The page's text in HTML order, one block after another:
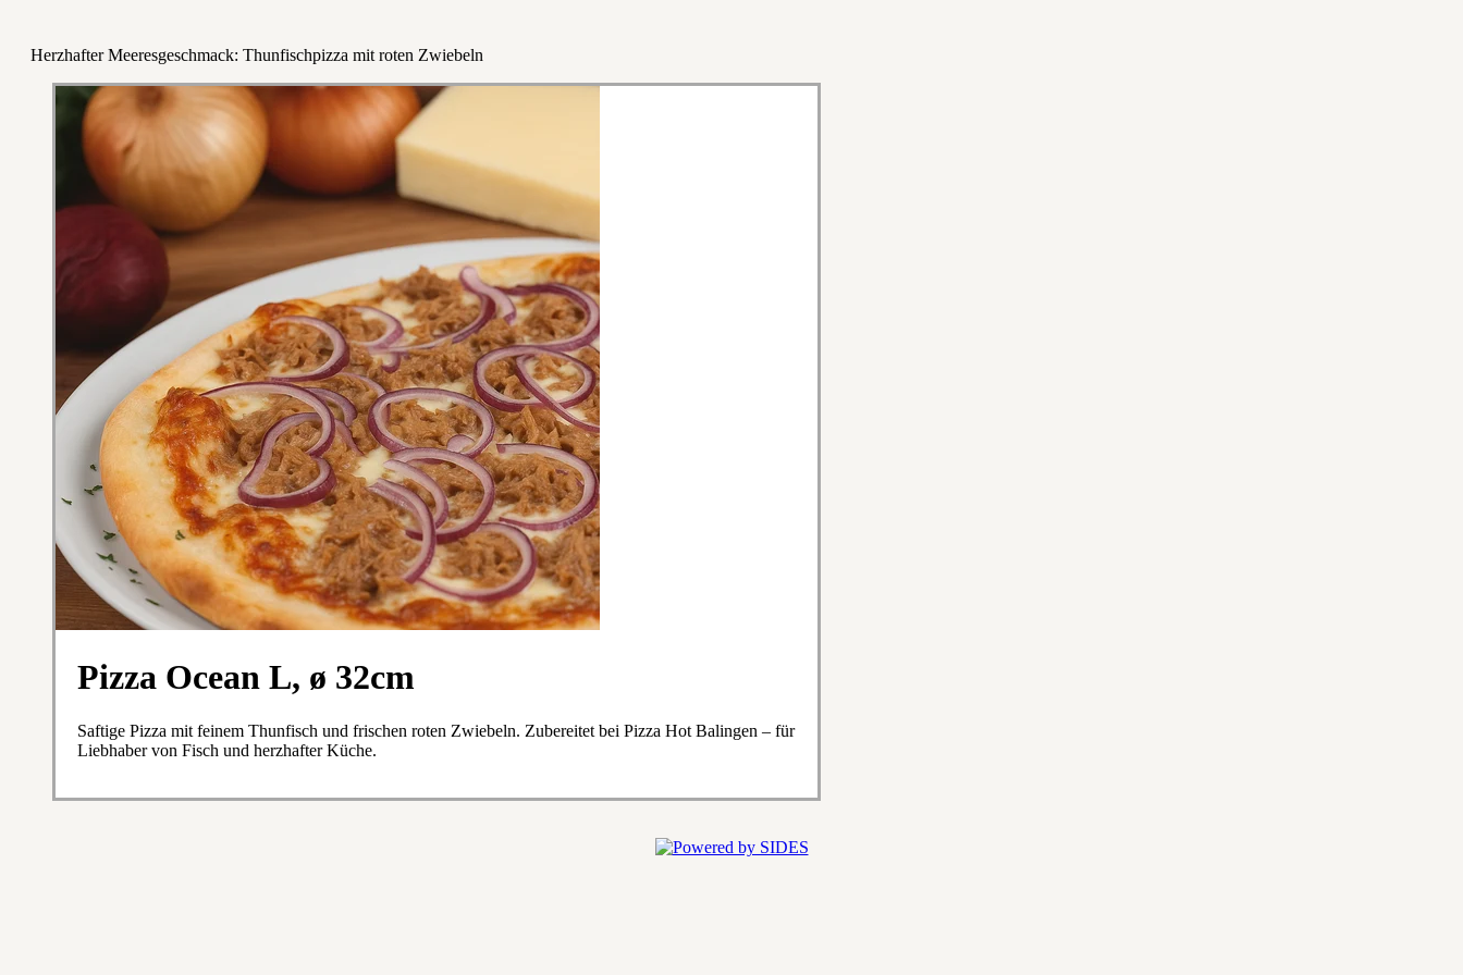
Herzhafter Meeresgeschmack: Thunfischpizza mit roten Zwiebeln
Pizza Ocean L, ø 32cm
Saftige Pizza mit feinem Thunfisch und frischen roten Zwiebeln. Zubereitet bei Pizza Hot Balingen – für
Liebhaber von Fisch und herzhafter Küche.